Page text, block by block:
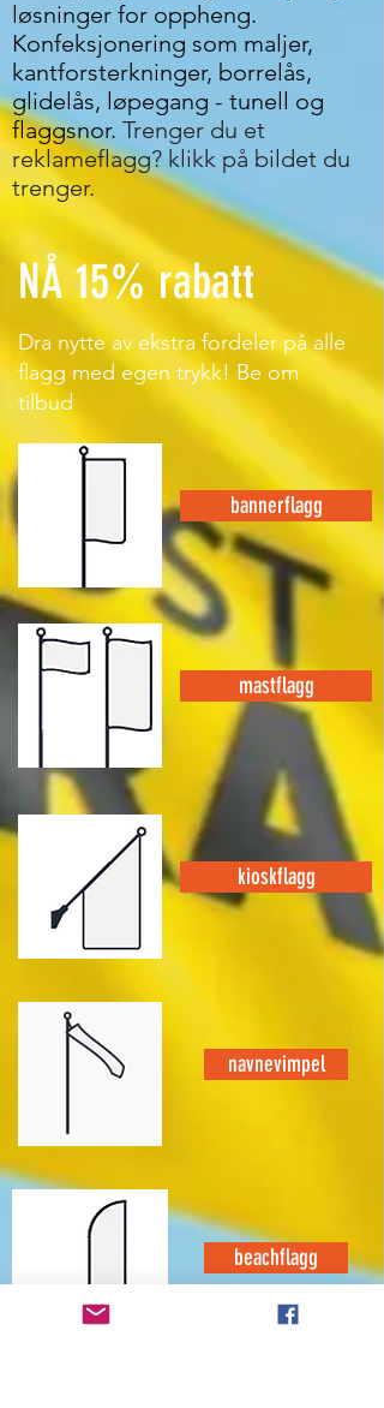
løsninger for oppheng.
Konfeksjonering som maljer,
kantforsterkninger, borrelås,
glidelås, løpegang - tunell og
flaggsnor. Trenger du et
reklameflagg? klikk på bildet du
trenger.
NÅ 15% rabatt
Dra nytte av ekstra fordeler på alle
flagg med egen trykk! Be om
tilbud
bannerflagg
mastflagg
kioskflagg
navnevimpel
beachflagg